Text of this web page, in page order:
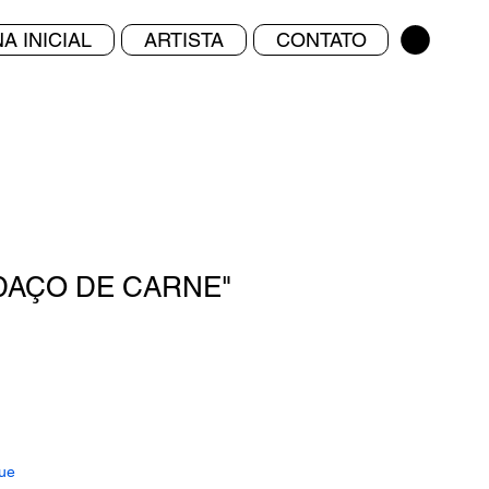
INICIAL ARTISTA CONTATO
DE CARNE"